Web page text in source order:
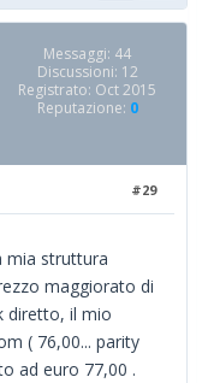
Messaggi: 44
Discussioni: 12
Registrato: Oct 2015
Reputazione: 0
#29
mia struttura
maggiorato di
diretto, il mio
( 76,00... parity
ad euro 77,00 .